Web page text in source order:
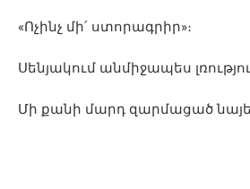
«Ոչինչ մի՛ ստորագրիր»։
Սենյակում անմիջապես
Մի քանի մարդ զարմացած